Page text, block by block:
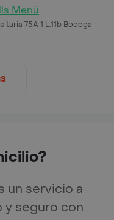
Menú
75A 1 L.11b Bodega
un servicio a
y seguro con